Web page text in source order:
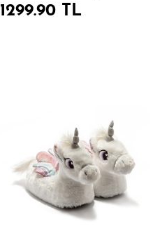
1299.90 TL